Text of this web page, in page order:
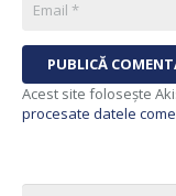
PUBLICĂ
Acest site folosește
procesate datele